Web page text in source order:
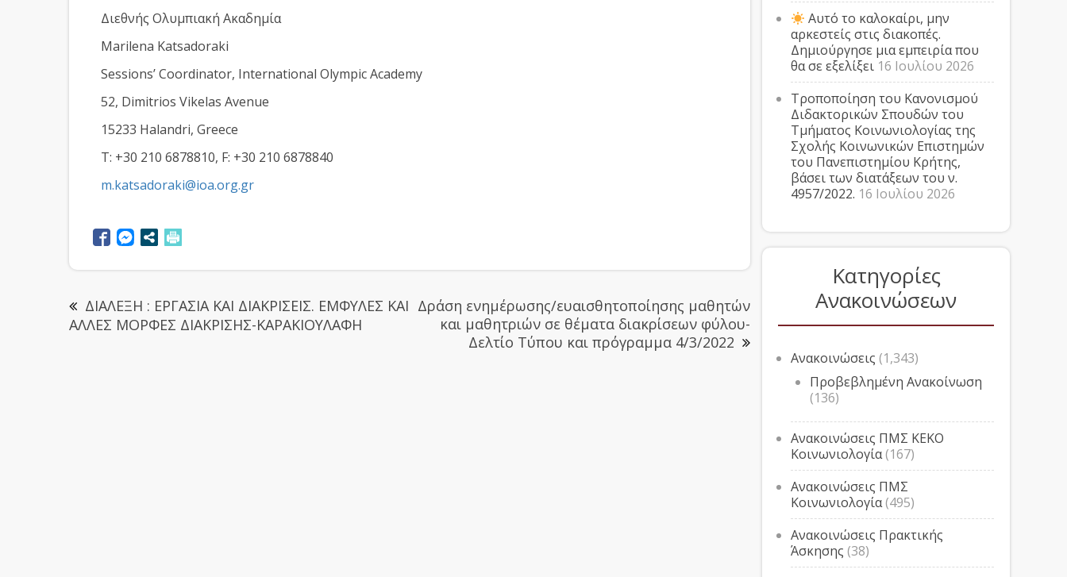
Διεθνής Ολυμπιακή Ακαδημία
Marilena Katsadoraki
Sessions’ Coordinator, International Olympic Academy
52, Dimitrios Vikelas Avenue
15233 Halandri, Greece
T: +30 210 6878810, F: +30 210 6878840
m.katsadoraki@ioa.org.gr
ΔΙΑΛΕΞΗ : ΕΡΓΑΣΙΑ ΚΑΙ ΔΙΑΚΡΙΣΕΙΣ. ΕΜΦΥΛΕΣ ΚΑΙ
ΑΛΛΕΣ ΜΟΡΦΕΣ ΔΙΑΚΡΙΣΗΣ-ΚΑΡΑΚΙΟΥΛΑΦΗ
Δράση ενημέρωσης/ευαισθητοποίησης μαθητών
και μαθητριών σε θέματα διακρίσεων φύλου-
Δελτίο Τύπου και πρόγραμμα 4/3/2022
Αυτό το καλοκαίρι, μην
αρκεστείς στις διακοπές.
Δημιούργησε μια εμπειρία που
θα σε εξελίξει 16 Ιουλίου 2026
Τροποποίηση του Κανονισμού
Διδακτορικών Σπουδών του
Τμήματος Κοινωνιολογίας της
Σχολής Κοινωνικών Επιστημών
του Πανεπιστημίου Κρήτης,
βάσει των διατάξεων του ν.
4957/2022. 16 Ιουλίου 2026
Κατηγορίες
Ανακοινώσεων
Ανακοινώσεις (1,343)
Προβεβλημένη Ανακοίνωση
(136)
Ανακοινώσεις ΠΜΣ ΚΕΚΟ
Κοινωνιολογία(167)
Ανακοινώσεις ΠΜΣ
Κοινωνιολογία(495)
Ανακοινώσεις Πρακτικής
Άσκησης (38)